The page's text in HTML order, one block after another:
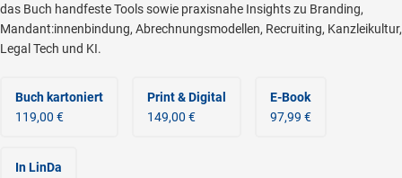
das Buch handfeste Tools sowie praxisnahe Insights zu Branding,
Mandant:innenbindung, Abrechnungsmodellen, Recruiting, Kanzleikultur,
Legal Tech und KI.
Buch kartoniert
119,00 €
Print & Digital
149,00 €
E-Book
97,99 €
In LinDa